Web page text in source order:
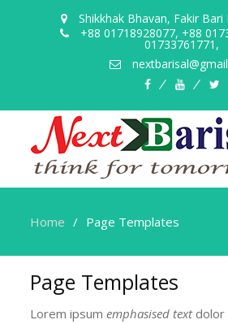
Shikkhak Bhavan, Fakir Bari
+88 01718928077, +88
01733761771,
facebookyoutube
Home Page Templates
Page Templates
Lorem ipsumemphasised textdolor